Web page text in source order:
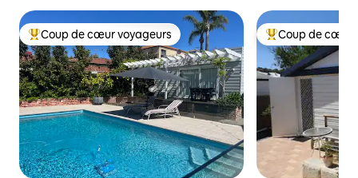
Coups de cœur voyageurs les plus appréciés
Coup de cœur voyageurs Coups de cœur
Coup de cœur